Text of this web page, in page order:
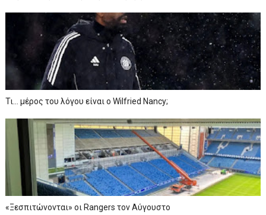
Τι… μέρος του λόγου είναι ο Wilfried Nancy;
«Ξεσπιτώνονται» οι Rangers τον Αύγουστο